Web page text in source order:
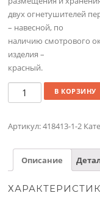
двух огнетушителей
– навесной, по
наличию смотрового
изделия –
красный.
Количество
В КОРЗИНУ
Артикул:418413-1-2
Описание